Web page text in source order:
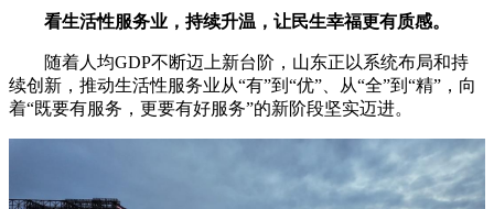
看生活性服务业，持续升温，让民生幸福更有质感。
随着人均GDP不断迈上新台阶，山东正以系统布局和持
续创新，推动生活性服务业从“有”到“优”、从“全”到“精”，向
着“既要有服务，更要有好服务”的新阶段坚实迈进。